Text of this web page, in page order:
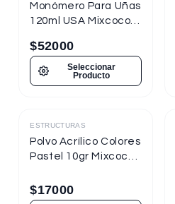
Monómero Para Uñas
120ml USA Mixcoco
$52000
Seleccionar
Producto
Destacado
ESTRUCTURAS
Polvo Acrílico Colores
Pastel 10gr Mixcoco
$17000